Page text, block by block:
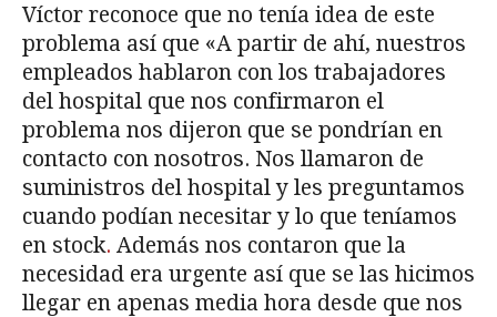
Víctor reconoce que no tenía idea de este
problema así que «A partir de ahí, nuestros
empleados hablaron con los trabajadores
del hospital que nos confirmaron el
problema nos dijeron que se pondrían en
contacto con nosotros. Nos llamaron de
suministros del hospital y les preguntamos
cuando podían necesitar y lo que teníamos
en stock. Además nos contaron que la
necesidad era urgente así que se las hicimos
llegar en apenas media hora desde que nos